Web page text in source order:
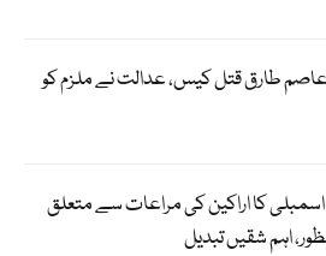
طارق قتل کیس، عدالت نے ملزم کو
اسمبلی کا اراکین کی مراعات سے متعلق
اہم شقیں تبدیل